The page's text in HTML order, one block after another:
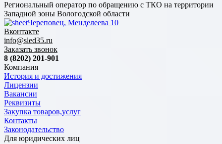
Региональный оператор по обращению с ТКО на территории
Западной зоны Вологодской области
Череповец, Менделеева 10
Вконтакте
info@sled35.ru
Заказать звонок
8 (8202) 201-901
Компания
История и достижения
Лицензии
Вакансии
Реквизиты
Закупка товаров,услуг
Контакты
Законодательство
Для юридических лиц